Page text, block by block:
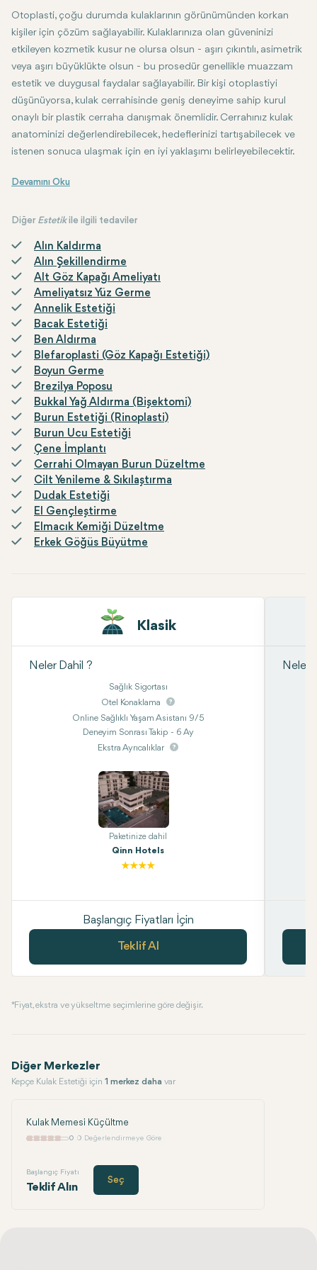
Otoplasti, çoğu durumda kulaklarının görünümünden korkan
kişiler için çözüm sağlayabilir. Kulaklarınıza olan güveninizi
etkileyen kozmetik kusur ne olursa olsun - aşırı çıkıntılı, asimetrik
veya aşırı büyüklükte olsun - bu prosedür genellikle muazzam
estetik ve duygusal faydalar sağlayabilir. Bir kişi otoplastiyi
düşünüyorsa, kulak cerrahisinde geniş deneyime sahip kurul
onaylı bir plastik cerraha danışmak önemlidir. Cerrahınız kulak
anatominizi değerlendirebilecek, hedeflerinizi tartışabilecek ve
istenen sonuca ulaşmak için en iyi yaklaşımı belirleyebilecektir.
Sonuç
Otoplasti, vücudun geri kalanıyla orantılı ve dengeli bir görünüm
Diğer Estetikile ilgili tedaviler
Alın Kaldırma
Alın Şekillendirme
Alt Göz Kapağı Ameliyatı
Ameliyatsız Yüz Germe
Annelik Estetiği
Bacak Estetiği
Ben Aldırma
Blefaroplasti (Göz Kapağı Estetiği)
Boyun Germe
Brezilya Poposu
Bukkal Yağ Aldırma (Bişektomi)
Burun Estetiği (Rinoplasti)
Burun Ucu Estetiği
Çene İmplantı
Cerrahi Olmayan Burun Düzeltme
Cilt Yenileme & Sıkılaştırma
Dudak Estetiği
El Gençleştirme
Elmacık Kemiği Düzeltme
Erkek Göğüs Büyütme
Klasik
Neler Dahil ?
Sağlık Sigortası
Otel Konaklama
Online Sağlıklı Yaşam Asistanı 9/5
Deneyim Sonrası Takip - 6 Ay
Ekstra Ayrıcalıklar
Paketinize dahil
Qinn Hotels
Başlangıç Fiyatları İçin
Teklif Al
Neler
* Fiyat, ekstra ve yükseltme seçimlerine göre değişir.
Diğer Merkezler
Kepçe Kulak Estetiği için 1 merkez daha var
Kulak Memesi Küçültme
0 0 Değerlendirmeye Göre
Başlangıç Fiyatı
Teklif Alın
Seç